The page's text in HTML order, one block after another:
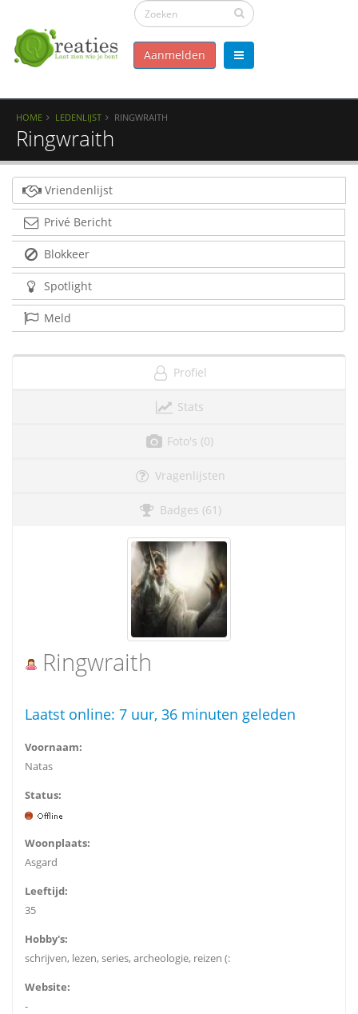
Aanmelden
HOME LEDENLIJST RINGWRAITH
Ringwraith
Vriendenlijst
Privé Bericht
Blokkeer
Spotlight
Meld
Profiel
Stats
Foto's (0)
Vragenlijsten
Badges (61)
Ringwraith
Laatst online: 7 uur, 36 minuten geleden
Voornaam:
Natas
Status:
Woonplaats:
Asgard
Leeftijd:
35
Hobby's:
schrijven, lezen, series, archeologie, reizen (:
Website:
-